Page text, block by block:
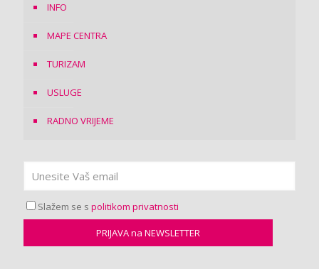
INFO
MAPE CENTRA
TURIZAM
USLUGE
RADNO VRIJEME
Slažem se s politikom privatnosti